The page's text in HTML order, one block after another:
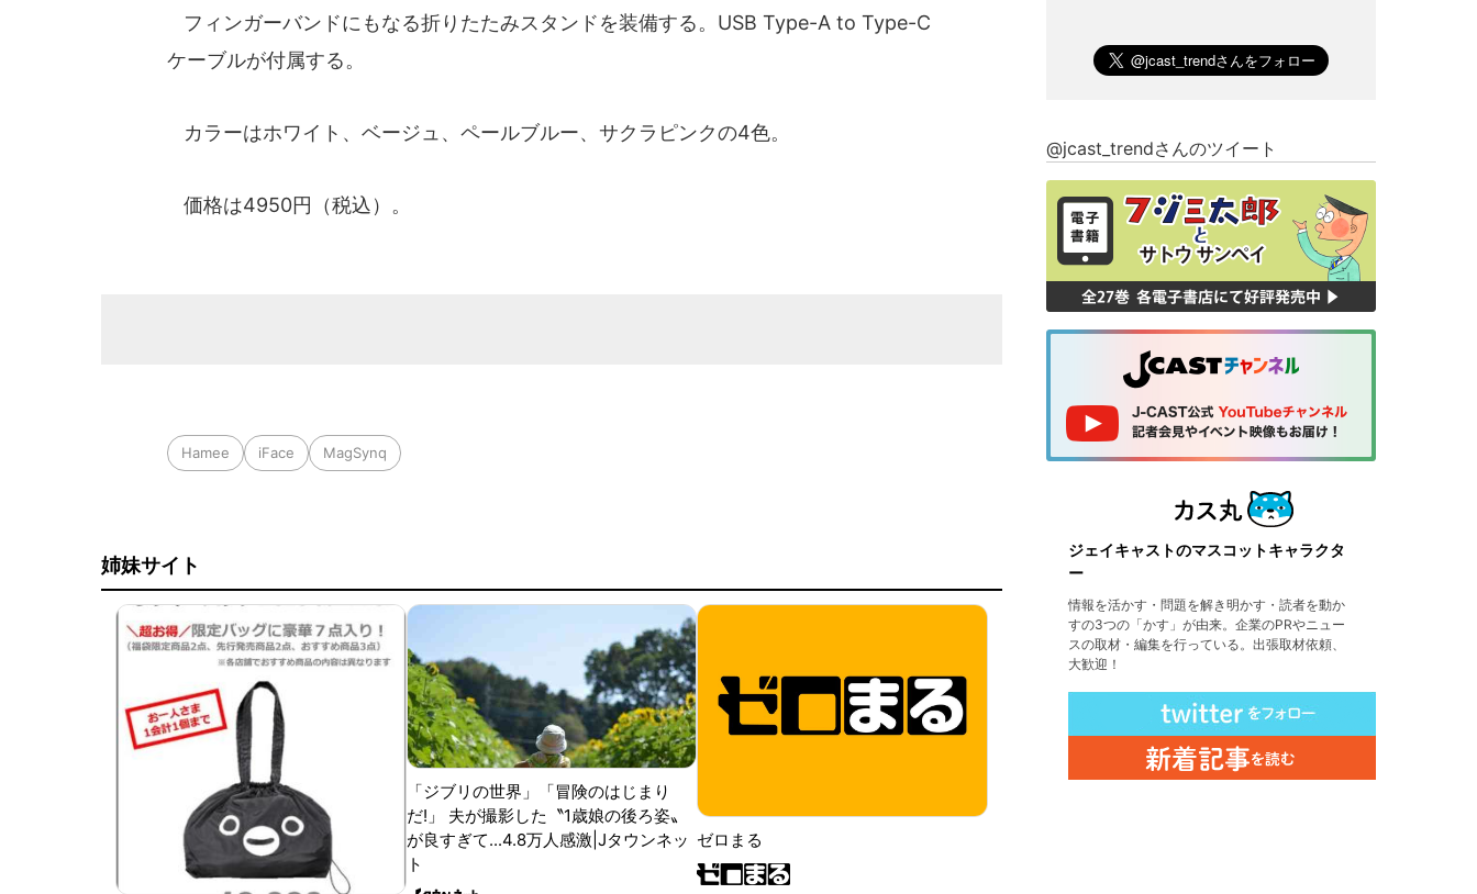
フィンガーバンドにもなる折りたたみスタンドを装備する。USB Type-A to Type-C
ケーブルが付属する。
カラーはホワイト、ベージュ、ペールブルー、サクラピンクの4色。
価格は4950円（税込）。
Hamee iFace MagSynq
姉妹サイト
「ジブリの世界」「冒険のはじまり
だ!」 夫が撮影した〝1歳娘の後ろ姿〟
が良すぎて...4.8万人感激|Jタウンネッ
ト
ゼロまる
@jcast_trendさんのツイート
ジェイキャストのマスコットキャラクタ
ー
情報を活かす・問題を解き明かす・読者を動か
すの3つの「かす」が由来。企業のPRやニュー
スの取材・編集を行っている。出張取材依頼、
大歓迎！